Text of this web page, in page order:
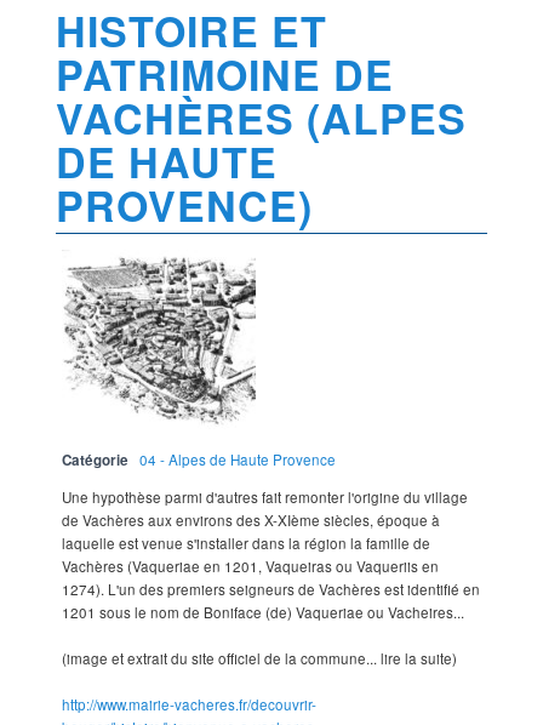
HISTOIRE ET
PATRIMOINE DE
VACHÈRES (ALPES
DE HAUTE
PROVENCE)
Catégorie
04 - Alpes de Haute Provence
Une hypothèse parmi d'autres fait remonter l'origine du village
de Vachères aux environs des X-XIème siècles, époque à
laquelle est venue s'installer dans la région la famille de
Vachères (Vaqueriae en 1201, Vaqueiras ou Vaqueriis en
1274). L'un des premiers seigneurs de Vachères est identifié en
1201 sous le nom de Boniface (de) Vaqueriae ou Vacheires...
(image et extrait du site officiel de la commune... lire la suite)
http://www.mairie-vacheres.fr/decouvrir-